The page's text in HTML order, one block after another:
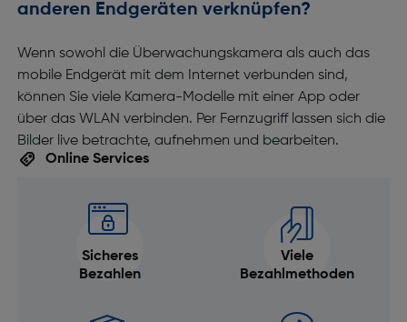
anderen Endgeräten verknüpfen?
Wenn sowohl die Überwachungskamera als auch das
mobile Endgerät mit dem Internet verbunden sind,
können Sie viele Kamera-Modelle mit einer App oder
über das WLAN verbinden. Per Fernzugriff lassen sich die
Bilder live betrachte, aufnehmen und bearbeiten.
Online Services
Sicheres
Bezahlen
Viele
Bezahlmethoden